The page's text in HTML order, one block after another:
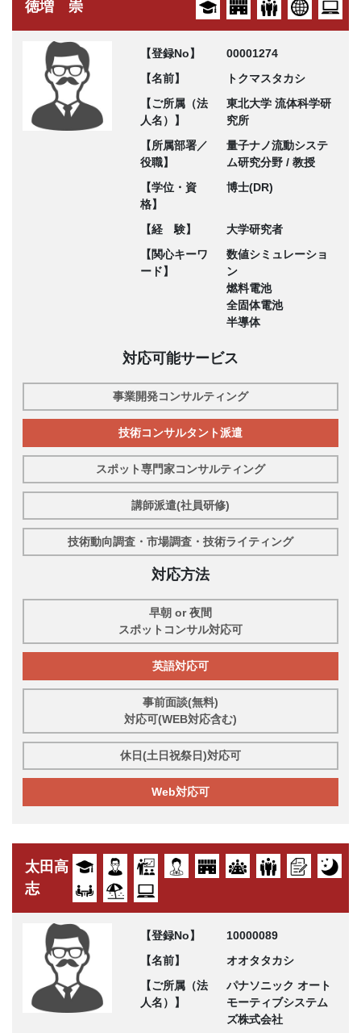
徳増 崇
【登録No】
00001274
【名前】
トクマスタカシ
【ご所属（法
人名）】
東北大学 流体科学研
究所
【所属部署／
役職】
量子ナノ流動システ
ム研究分野 / 教授
【学位・資
格】
博士(DR)
【経 験】
大学研究者
【関心キーワ
ード】
数値シミュレーショ
ン
燃料電池
全固体電池
半導体
対応可能サービス
事業開発コンサルティング
技術コンサルタント派遣
スポット専門家コンサルティング
講師派遣(社員研修)
技術動向調査・市場調査・技術ライティング
対応方法
早朝 or 夜間
スポットコンサル対応可
英語対応可
事前面談(無料)
対応可(WEB対応含む)
休日(土日祝祭日)対応可
Web対応可
太田高
志
【登録No】
10000089
【名前】
オオタタカシ
【ご所属（法
人名）】
パナソニック オート
モーティブシステム
ズ株式会社